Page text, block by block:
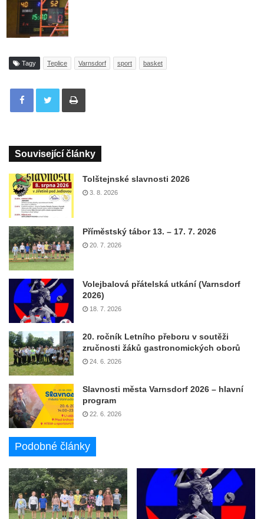
Tagy Teplice Varnsdorf sport basket
Tisknout
Související články
Tolštejnské slavnosti 2026
3. 8. 2026
Příměstský tábor 13. – 17. 7. 2026
20. 7. 2026
Volejbalová přátelská utkání (Varnsdorf
2026)
18. 7. 2026
20. ročník Letního přeboru v soutěži
zručnosti žáků gastronomických oborů
24. 6. 2026
Slavnosti města Varnsdorf 2026 – hlavní
program
22. 6. 2026
Podobné články